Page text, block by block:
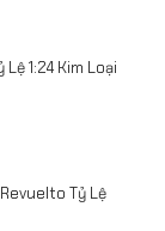
1:24 Kim Loại
Tỷ Lệ